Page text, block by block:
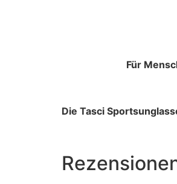
Für
Die Tasci